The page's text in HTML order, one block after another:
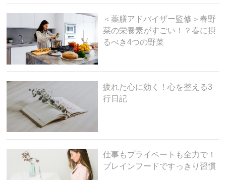
＜薬膳アドバイザー監修＞春野
菜の栄養素がすごい！？春に摂
るべき4つの野菜
疲れた心に効く！心を整える3
行日記
仕事もプライベートも全力で！
ブレインフードですっきり習慣